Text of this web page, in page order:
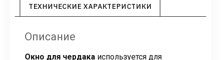
ТЕХНИЧЕСКИЕ ХАРАКТЕРИСТИКИ
Описание
Окно для чердака используется для